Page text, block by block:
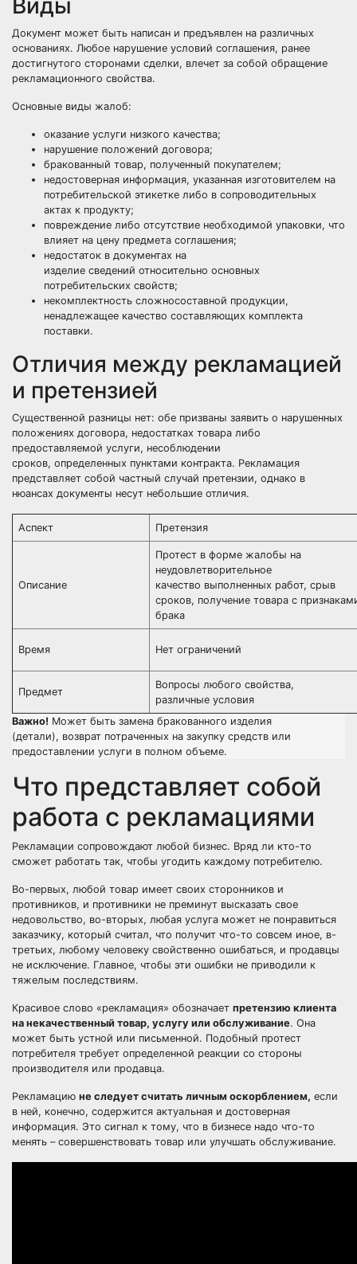
Виды
Документ может быть написан и предъявлен на различных
основаниях. Любое нарушение условий соглашения, ранее
достигнутого сторонами сделки, влечет за собой обращение
рекламационного свойства.
Основные виды жалоб:
оказание услуги низкого качества;
нарушение положений договора;
бракованный товар, полученный покупателем;
недостоверная информация, указанная изготовителем на
потребительской этикетке либо в сопроводительных
актах к продукту;
повреждение либо отсутствие необходимой упаковки, что
влияет на цену предмета соглашения;
недостаток в документах на
изделие сведений относительно основных
потребительских свойств;
некомплектность сложносоставной продукции,
ненадлежащее качество составляющих комплекта
поставки.
Отличия между рекламацией
и претензией
Существенной разницы нет: обе призваны заявить о нарушенных
положениях договора, недостатках товара либо
предоставляемой услуги, несоблюдении
сроков, определенных пунктами контракта. Рекламация
представляет собой частный случай претензии, однако в
нюансах документы несут небольшие отличия.
Аспект Претензия
Описание
Протест в форме жалобы на
неудовлетворительное
качество выполненных работ, срыв
сроков, получение товара с
брака
Время Нет ограничений
Предмет
Вопросы любого свойства,
различные условия
Важно! Может быть замена бракованного изделия
(детали), возврат потраченных на закупку средств или
предоставлении услуги в полном объеме.
Что представляет собой
работа с рекламациями
Рекламации сопровождают любой бизнес. Вряд ли кто-то
сможет работать так, чтобы угодить каждому потребителю.
Во-первых, любой товар имеет своих сторонников и
противников, и противники не преминут высказать свое
недовольство, во-вторых, любая услуга может не понравиться
заказчику, который считал, что получит что-то совсем иное, в-
третьих, любому человеку свойственно ошибаться, и продавцы
не исключение. Главное, чтобы эти ошибки не приводили к
тяжелым последствиям.
Красивое слово «рекламация» обозначает претензию клиента
на некачественный товар, услугу или обслуживание. Она
может быть устной или письменной. Подобный протест
потребителя требует определенной реакции со стороны
производителя или продавца.
Рекламацию не следует считать личным оскорблением, если
в ней, конечно, содержится актуальная и достоверная
информация. Это сигнал к тому, что в бизнесе надо что-то
менять – совершенствовать товар или улучшать обслуживание.